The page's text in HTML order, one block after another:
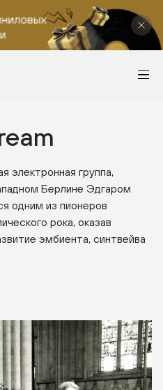
электронная группа,
Берлине Эдгаром
одним из пионеров
рока, оказав
эмбиента, синтвейва